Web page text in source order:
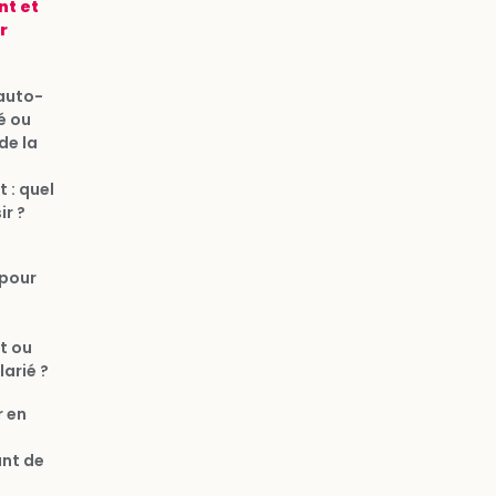
et
ou
la
: quel
?
ou
?
en
de